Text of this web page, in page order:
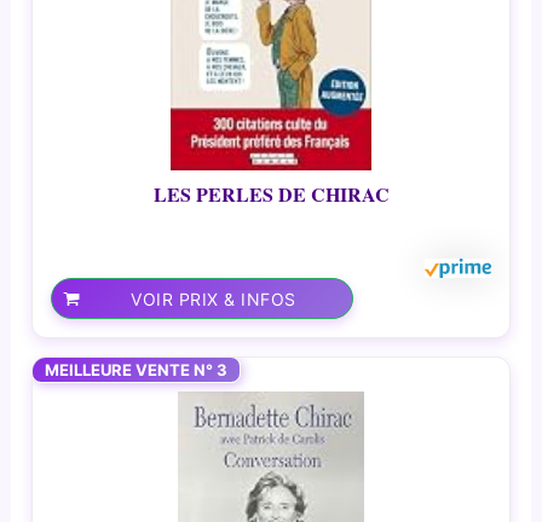
LES PERLES DE CHIRAC
VOIR PRIX & INFOS
MEILLEURE VENTE N° 3